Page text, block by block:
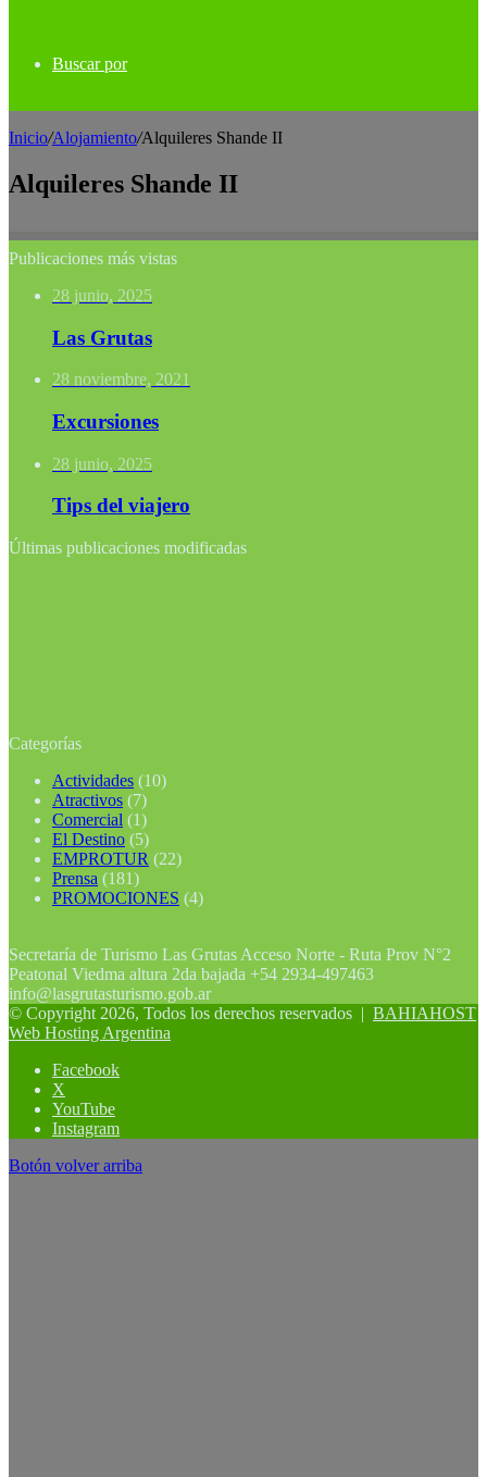
Buscar por
Inicio/Alojamiento/Alquileres Shande II
Alquileres Shande II
Publicaciones más vistas
28 junio, 2025
Las Grutas
28 noviembre, 2021
Excursiones
28 junio, 2025
Tips del viajero
Últimas publicaciones modificadas
Categorías
Actividades (10)
Atractivos (7)
Comercial (1)
El Destino (5)
EMPROTUR (22)
Prensa (181)
PROMOCIONES (4)
Secretaría de Turismo Las Grutas Acceso Norte - Ruta Prov N°2
Peatonal Viedma altura 2da bajada +54 2934-497463
info@lasgrutasturismo.gob.ar
© Copyright 2026, Todos los derechos reservados | BAHIAHOST
Web Hosting Argentina
Facebook
X
YouTube
Instagram
Botón volver arriba